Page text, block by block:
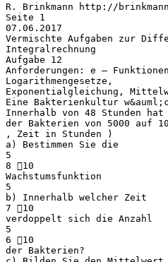
R. Brinkmann http://
Seite 1
07.06.2017
Vermischte Aufgaben zur
Integralrechnung
Aufgabe 12
Anforderungen: e –
Logarithmengesetze,
Exponentialgleichung,
Eine Bakterienkultur
Innerhalb von 48 Stunden
der Bakterien von 5000 auf
, Zeit in Stunden )
a) Bestimmen Sie die
5
8 10
Wachstumsfunktion
5
b) Innerhalb welcher Zeit
7 10
verdoppelt sich die Anzahl
5
6 10
der Bakterien?